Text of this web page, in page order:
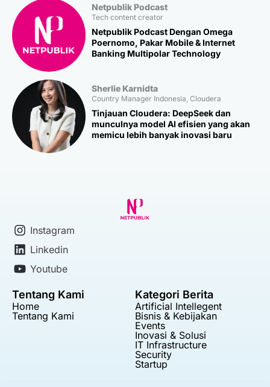
Netpublik Podcast
Tech content creator
Netpublik Podcast Dengan Omega
Poernomo, Pakar Mobile & Internet
Banking Multipolar Technology
Sherlie Karnidta
Country Manager Indonesia, Cloudera
Tinjauan Cloudera: DeepSeek dan
munculnya model AI efisien yang akan
memicu lebih banyak inovasi baru
Instagram
Linkedin
Youtube
Tentang Kami
Home
Tentang Kami
Kategori Berita
Artificial Intellegent
Bisnis & Kebijakan
Events
Inovasi & Solusi
IT Infrastructure
Security
Startup